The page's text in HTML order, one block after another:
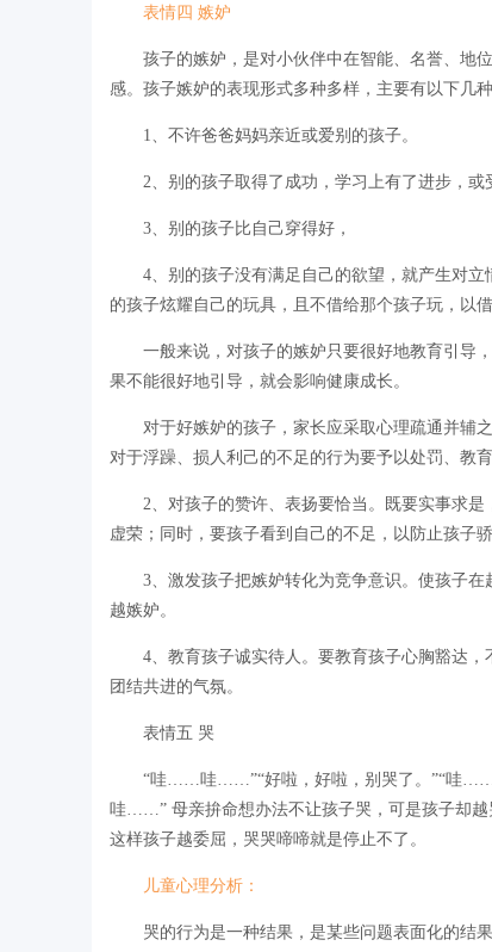
表情四 嫉妒
孩子的嫉妒，是对小伙伴中在智能、名誉、地位
感。孩子嫉妒的表现形式多种多样，主要有以下几种
1、不许爸爸妈妈亲近或爱别的孩子。
2、别的孩子取得了成功，学习上有了进步，或
3、别的孩子比自己穿得好，
4、别的孩子没有满足自己的欲望，就产生对立
的孩子炫耀自己的玩具，且不借给那个孩子玩，以借
一般来说，对孩子的嫉妒只要很好地教育引导，
果不能很好地引导，就会影响健康成长。
对于好嫉妒的孩子，家长应采取心理疏通并辅之
对于浮躁、损人利己的不足的行为要予以处罚、教
2、对孩子的赞许、表扬要恰当。既要实事求是
虚荣；同时，要孩子看到自己的不足，以防止孩子
3、激发孩子把嫉妒转化为竞争意识。使孩子在
越嫉妒。
4、教育孩子诚实待人。要教育孩子心胸豁达，
团结共进的气氛。
表情五 哭
“哇……哇……”“好啦，好啦，别哭了。”“哇……
哇……” 母亲拚命想办法不让孩子哭，可是孩子却
这样孩子越委屈，哭哭啼啼就是停止不了。
儿童心理分析：
哭的行为是一种结果，是某些问题表面化的结果